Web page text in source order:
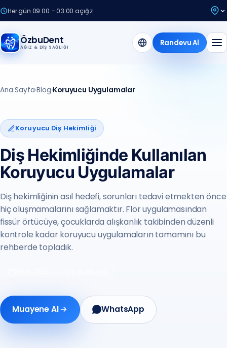
Her gün 09:00 – 03:00 açığız
ÖzbuDent
AĞIZ & DIŞ SAĞLIĞI Randevu Al
Ana Sayfa›Blog›Koruyucu Uygulamalar
Koruyucu Diş Hekimliği
Diş Hekimliğinde Kullanılan
Koruyucu Uygulamalar
Diş hekimliğinin asıl hedefi, sorunları tedavi etmekten önce
hiç oluşmamalarını sağlamaktır. Flor uygulamasından
fissür örtücüye, çocuklarda alışkanlık takibinden düzenli
kontrole kadar koruyucu uygulamaların tamamını bu
rehberde topladık.
Muayene Al WhatsApp